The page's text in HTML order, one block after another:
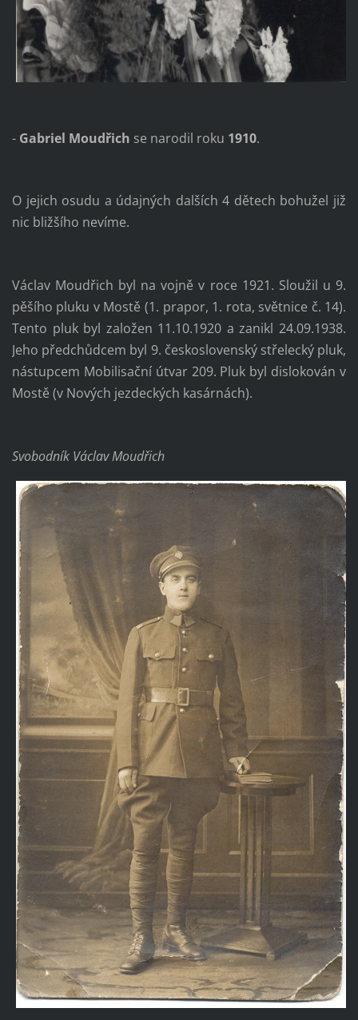
- Gabriel Moudřich se narodil roku 1910.
O jejich osudu a údajných dalších 4 dětech bohužel již
nic bližšího nevíme.
Václav Moudřich byl na vojně v roce 1921. Sloužil u 9.
pěšího pluku v Mostě (1. prapor, 1. rota, světnice č. 14).
Tento pluk byl založen 11.10.1920 a zanikl 24.09.1938.
Jeho předchůdcem byl 9. československý střelecký pluk,
nástupcem Mobilisační útvar 209. Pluk byl dislokován v
Mostě (v Nových jezdeckých kasárnách).
Svobodník Václav Moudřich